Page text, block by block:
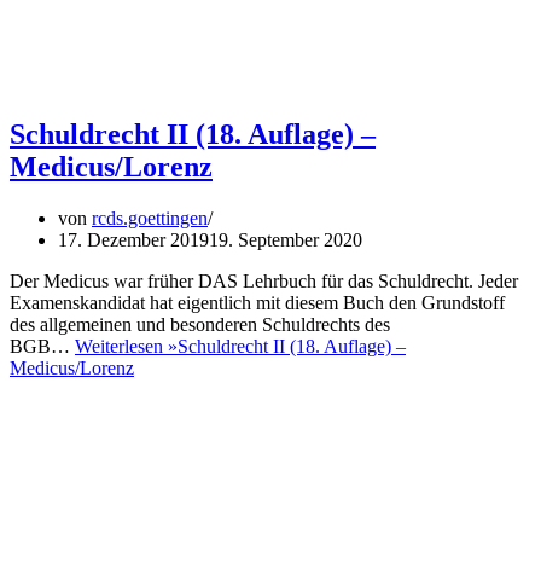
Schuldrecht II (18. Auflage) –
Medicus/Lorenz
von rcds.goettingen
17. Dezember 201919. September 2020
Der Medicus war früher DAS Lehrbuch für das Schuldrecht. Jeder
Examenskandidat hat eigentlich mit diesem Buch den Grundstoff
des allgemeinen und besonderen Schuldrechts des
BGB… Weiterlesen »Schuldrecht II (18. Auflage) –
Medicus/Lorenz